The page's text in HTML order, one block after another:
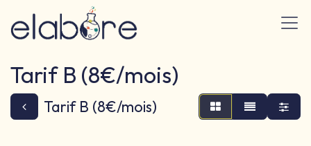
Se rendre au contenu
Tarif B (8€/mois)
Tarif B (8€/mois)